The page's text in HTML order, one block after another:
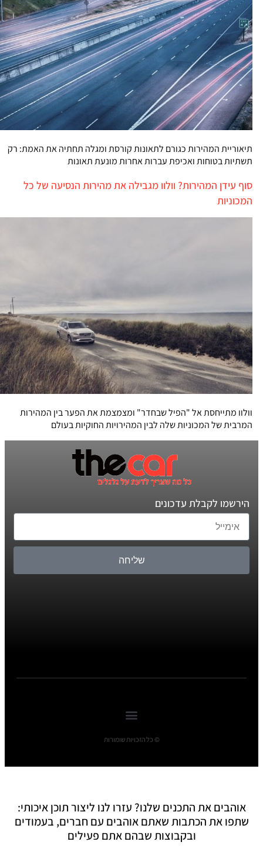
תיאוריית המהירות כגורם לתאונות קורסת ומגלה תחתיה את האמת: רק
תשתיות בטוחות ואכיפת עברות אחרות מונעת תאונות
סוף עידן המהירות? וולוו מגבילה את מהירות הנסיעה של כל
המכוניות
וולוו מתייחסת אל "הפיל שבחדר" ומצמצמת את הפער בין המהירות
המרבית של המכוניות שלה לבין המהירויות החוקיות בעולם
הירשמו לקבלת עדכונים
שליחה
© כל הזכויות שומורות
אוהבים את התכנים שלנו? עזרו לנו ליצור תוכן איכותי:
שתפו את הכתבות שאתם אוהבים עם חברים, בעמודים
ובקבוצות שבהם אתם פעילים